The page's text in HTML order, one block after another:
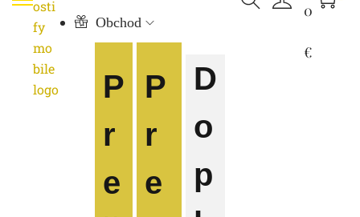
Obchod
P
r
e
P
r
e
D
o
p
0
€